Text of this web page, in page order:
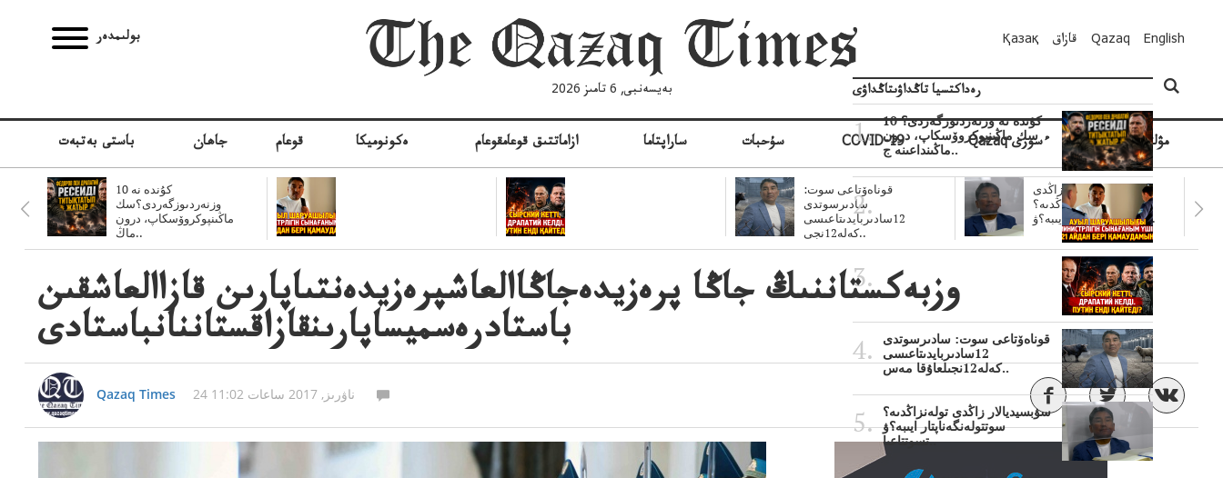
بولىمدەر
بەيسەنبى, 6 تامىز 2026
Қазақ قازاق Qazaq English
باستى بەتبەت جاھان قوعام ەكونوميكا ازاماتتىق قوعامقوعام ساراپتاما سۇحبات COVID-19 Qazaq ءسوزى مۋلتيمەديا
10 كۇندە نە
وزنەردىوزگەردى؟سك
ماڭىنپوكروۆسكاپ، درون
ماڭ..
قوناەۆتاعى سوت:
سادىرسوتدى
12سادىربايدىتاعىسى
كەلە12نجى..
سۋبسيديالار زاڭدى
تولەنزاڭدىە؟
سوتتولەنگەناپتار ايىبە؟ۋ..
وزبەكستاننىڭ جاڭا پرەزيدەجاڭاالعاشپرەزيدەنتىاپارىن قازاالعاشقىن
باستادرەسميساپارىنقازاقستاننانباستادى
Qazaq Times 24 ناۋرىز, 2017 ساعات 11:02
رەداكتسيا تاڭداۋىتاڭداۋى
10 كۇندە نە وزنەردىوزگەردى؟
سك ماڭىنپوكروۆسكاپ، درون
ماڭىنداعىنە ج..
قوناەۆتاعى سوت: سادىرسوتدى
12سادىربايدىتاعىسى
كەلە12نجىلعاۇقا مەس..
سۋبسيديالار زاڭدى تولەنزاڭدىە؟
سوتتولەنگەناپتار ايىبە؟ۋ
تسوتتاعىا..